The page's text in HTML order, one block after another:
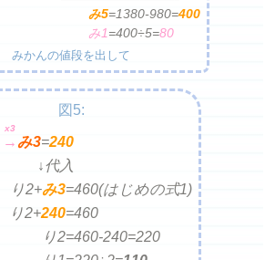
み5=
み1 =
1380-980=400
400÷5=80
みかんの値段を出して
図5:
→
x3
み3=240
↓代入
り2+み3=
り2+240=
り2=
460(はじめの式1)
460
460-240=220